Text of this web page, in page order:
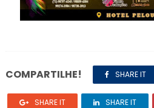
COMPARTILHE! SHARE IT
SHARE IT SHARE IT